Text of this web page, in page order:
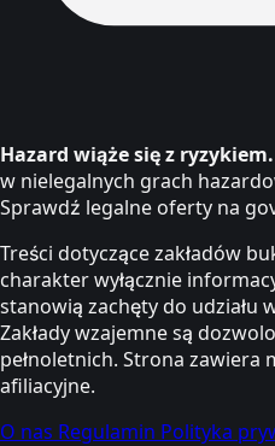
Hazard wiąże się z ryzykiem.
w nielegalnych grach
Sprawdź legalne oferty na
Treści dotyczące zakładów
charakter wyłącznie
stanowią zachęty do udziału
Zakłady wzajemne są
pełnoletnich. Strona zawiera
afiliacyjne.
O nas Regulamin Polityka